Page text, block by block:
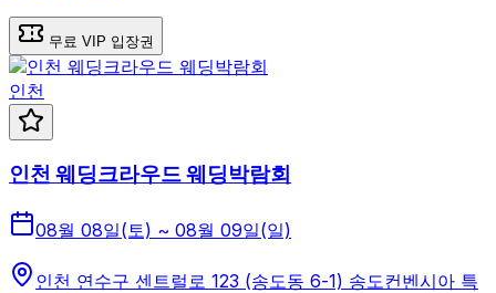
무료 VIP 입장권
인천
인천 웨딩크라우드 웨딩박람회
08월 08일(토) ~ 08월 09일(일)
인천 연수구 센트럴로 123 (송도동 6-1) 송도컨벤시아 특